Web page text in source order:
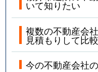
いて知りたい
複数の不動産会
見積もりして比
今の不動産会社